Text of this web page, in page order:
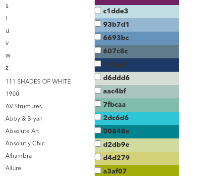
s
t
u
v
w
z
111 SHADES OF WHITE
1900
AV Structures
Abby & Bryan
Absolute Art
Absolutly Chic
Alhambra
Allure
c1dde3
93b7d1
6693bc
607c8c
1c3a65
d6ddd6
aac4bf
7fbcaa
2dc6d6
00848e
d2db9e
d4d279
a3af07